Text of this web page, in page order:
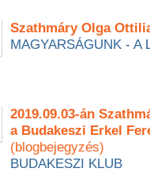
Szathmáry Olga
MAGYARSÁGUNK - A
2019.09.03-án
a Budakeszi Erkel
(blogbejegyzés)
BUDAKESZI KLUB